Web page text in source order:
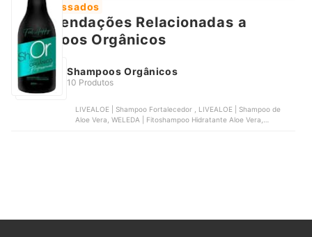
Argan, ORGÂNICA | Shampoo Vegetal
Mais Acessados
Recomendações Relacionadas a
Shampoos Orgânicos
Shampoos Orgânicos
10 Produtos
LIVEALOE | Shampoo Fortalecedor , LIVEALOE | Shampoo de
Aloe Vera, WELEDA | Fitoshampoo Hidratante Aloe Vera,